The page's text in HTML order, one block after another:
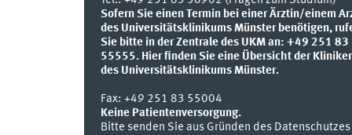
Sofern Sie einen Termin bei einer Ärztin/einem
des Universitätsklinikums Münster benötigen,
Sie bitte in der Zentrale des UKM an: +49 251 83
55555. Hier finden Sie eine Übersicht der
des Universitätsklinikums Münster.
Fax: +49 251 83 55004
Keine Patientenversorgung.
Bitte senden Sie aus Gründen des Datenschutzes